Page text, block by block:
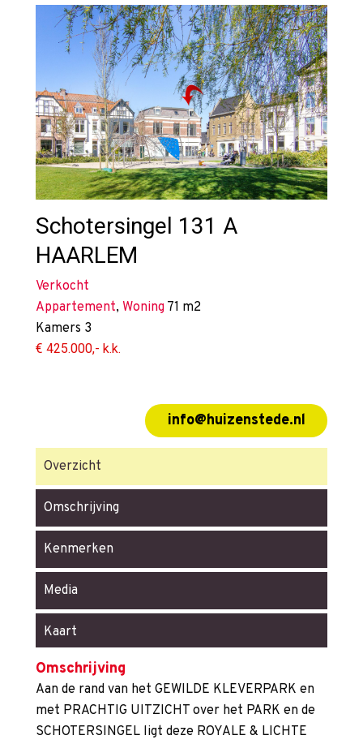
Schotersingel 131 A
HAARLEM
Verkocht
Appartement, Woning 71 m2
Kamers 3
€ 425.000,- k.k.
info@huizenstede.nl
Overzicht
Omschrijving
Kenmerken
Media
Kaart
Omschrijving
Aan de rand van het GEWILDE KLEVERPARK en
met PRACHTIG UITZICHT over het PARK en de
SCHOTERSINGEL ligt deze ROYALE & LICHTE